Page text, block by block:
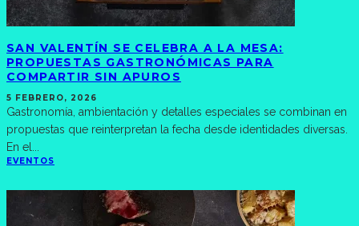
SAN VALENTÍN SE CELEBRA A LA MESA:
PROPUESTAS GASTRONÓMICAS PARA
COMPARTIR SIN APUROS
5 FEBRERO, 2026
Gastronomía, ambientación y detalles especiales se combinan en
propuestas que reinterpretan la fecha desde identidades diversas.
En el...
EVENTOS